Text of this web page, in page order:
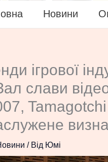
Новини
ігрової
слави
/ Від Юмі